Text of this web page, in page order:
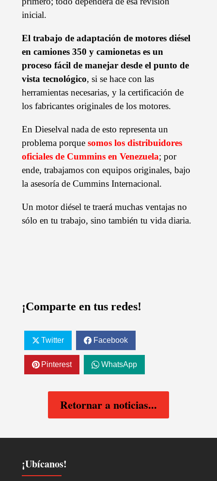
inicial.
El trabajo de adaptación de motores diésel
en camiones 350 y camionetas es un
proceso fácil de manejar desde el punto de
vista tecnológico, si se hace con las
herramientas necesarias, y la certificación de
los fabricantes originales de los motores.
En Dieselval nada de esto representa un
problema porque somos los distribuidores
oficiales de Cummins en Venezuela; por
ende, trabajamos con equipos originales, bajo
la asesoría de Cummins Internacional.
Un motor diésel te traerá muchas ventajas no
sólo en tu trabajo, sino también tu vida diaria.
¡Comparte en tus redes!
Twitter Facebook
Pinterest WhatsApp
Retornar a noticias...
¡Ubícanos!